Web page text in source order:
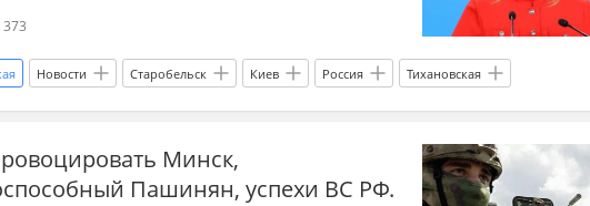
373
Новости Старобельск Киев Россия Тихановская
Украины СК РФ Украина.ру Мария Захарова
Минск,
Пашинян, успехи ВС РФ.